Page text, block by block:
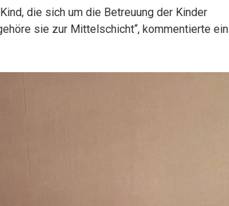
die sich um die Betreuung der Kinder
sie zur Mittelschicht“, kommentierte ein